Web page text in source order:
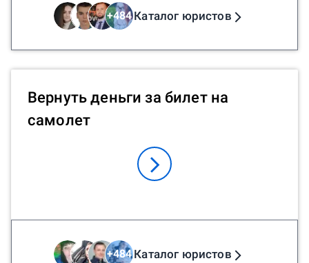
+484Каталог юристов
Вернуть деньги за билет на
самолет
+484Каталог юристов